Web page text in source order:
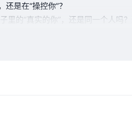
是在“操控你”？
里的“真实的你”，还是同一个人吗
字分身”在打探消息。